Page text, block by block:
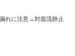
れに注意→対面流静止